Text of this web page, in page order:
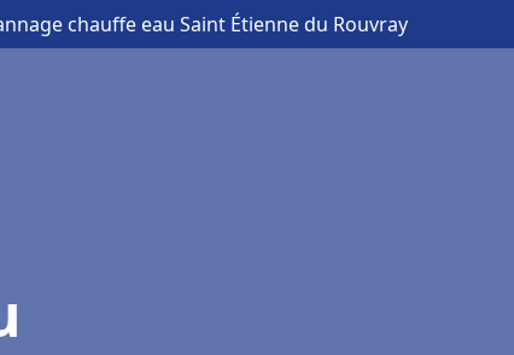
chauffe eau Saint Étienne du Rouvray